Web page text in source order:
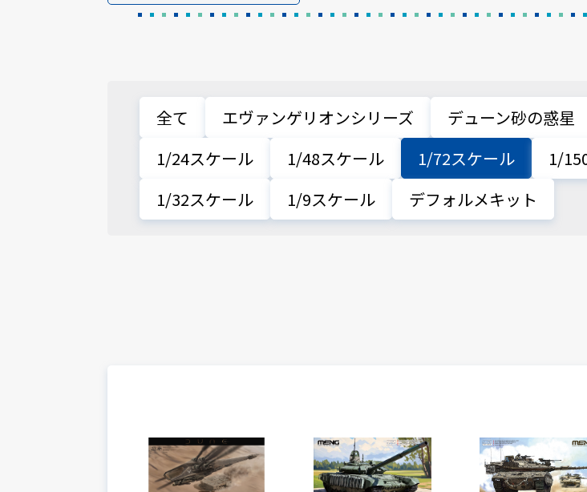
全て エヴァンゲリオンシリーズ デューン砂の惑
1/24スケール
1/48スケール 1/72スケール 1/
1/32スケール
1/9スケール デフォルメキット